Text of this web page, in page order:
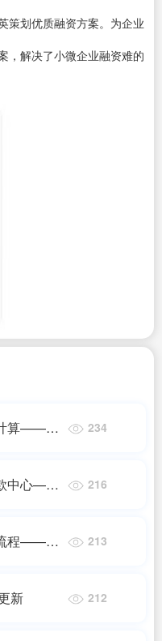
策划优质融资方案。为企业
，解决了小微企业融资难的
算——
234
中心——
216
程——正
213
新 212